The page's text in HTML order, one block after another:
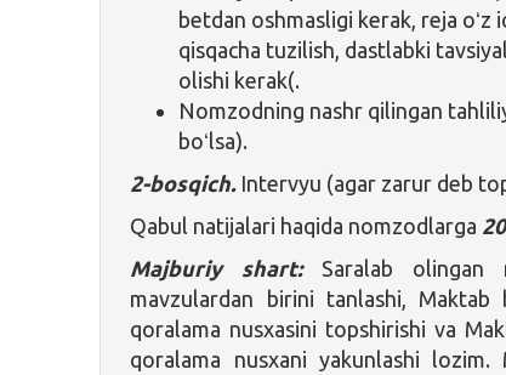
betdan oshmasligi kerak, reja oʻz
qisqacha tuzilish, dastlabki
olishi kerak(.
Nomzodning nashr qilingan
boʻlsa).
2-bosqich. Intervyu (agar zarur deb
Qabul natijalari haqida nomzodlarga
Majburiy shart: Saralab olingan
mavzulardan birini tanlashi, Maktab
qoralama nusxasini topshirishi va
qoralama nusxani yakunlashi lozim.